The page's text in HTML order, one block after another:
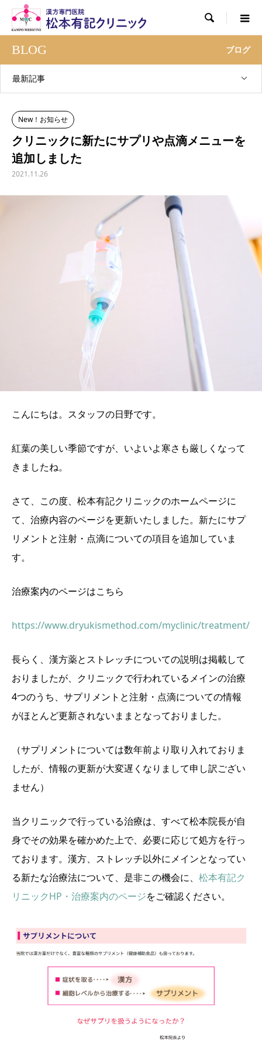

BLOG ブログ
最新記事
New！お知らせ
クリニックに新たにサプリや点滴メニューを
追加しました
2021.11.26
こんにちは。スタッフの日野です。
紅葉の美しい季節ですが、いよいよ寒さも厳しくなって
きましたね。
さて、この度、松本有記クリニックのホームページに
て、治療内容のページを更新いたしました。新たにサプ
リメントと注射・点滴についての項目を追加していま
す。
治療案内のページはこちら
https://www.dryukismethod.com/myclinic/treatment/
長らく、漢方薬とストレッチについての説明は掲載して
おりましたが、クリニックで行われているメインの治療
4つのうち、サプリメントと注射・点滴についての情報
がほとんど更新されないままとなっておりました。
（サプリメントについては数年前より取り入れておりま
したが、情報の更新が大変遅くなりまして申し訳ござい
ません）
当クリニックで行っている治療は、すべて松本院長が自
身でその効果を確かめた上で、必要に応じて処方を行っ
ております。漢方、ストレッチ以外にメインとなってい
る新たな治療法について、是非この機会に、 松本有記ク
リニックHP・治療案内のページをご確認ください。